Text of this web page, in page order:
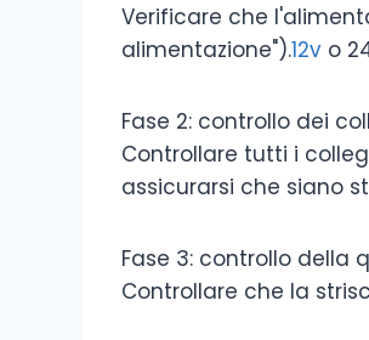
Verificare che
alimentazione").12v o
Fase 2: controllo dei
Controllare tutti i
assicurarsi che siano
Fase 3: controllo della
Controllare che la